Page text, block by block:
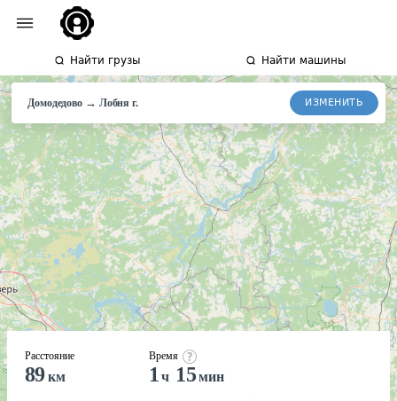
Найти грузы Найти машины
Домодедово → Лобняг. ИЗМЕНИТЬ
Расстояние
89км
Время
1 ч 15мин